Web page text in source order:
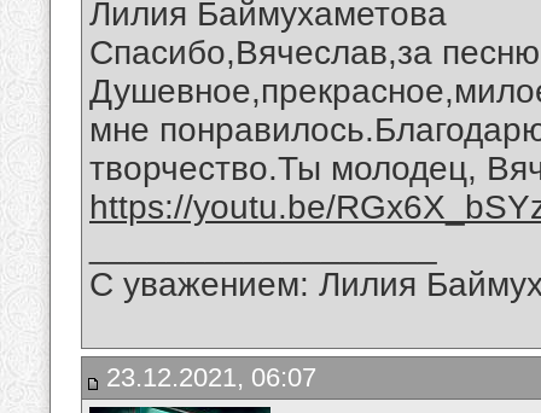
Лилия Баймухаметова
Спасибо,Вячеслав,за
мне
творчество.Ты молодец,
https://youtu.be/
С уважением: Лилия
23.12.2021, 06:07